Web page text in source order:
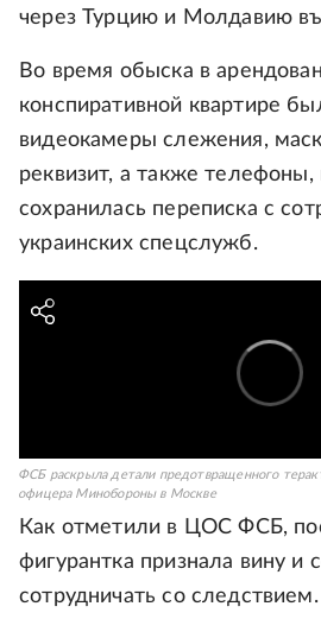
через Турцию и Молдавию
Во время обыска в
конспиративной квартире
видеокамеры слежения,
реквизит, а также телефоны,
сохранилась переписка с
украинских спецслужб.
ФСБ раскрыла детали предотвращенного
офицера Минобороны в Москве
Как отметили в ЦОС ФСБ,
фигурантка признала вину и
сотрудничать со